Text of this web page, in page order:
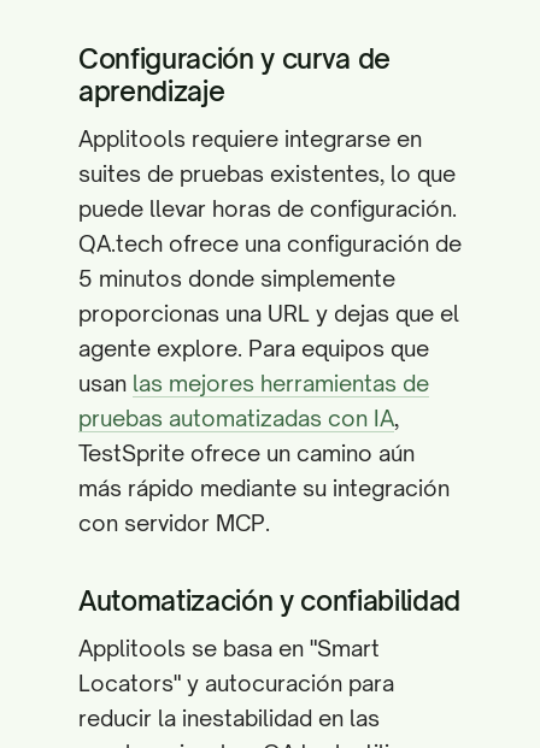
Configuración y curva de
aprendizaje
Applitools requiere integrarse en
suites de pruebas existentes, lo que
puede llevar horas de configuración.
QA.tech ofrece una configuración de
5 minutos donde simplemente
proporcionas una URL y dejas que el
agente explore. Para equipos que
usan las mejores herramientas de
pruebas automatizadas con IA,
TestSprite ofrece un camino aún
más rápido mediante su integración
con servidor MCP.
Automatización y confiabilidad
Applitools se basa en "Smart
Locators" y autocuración para
reducir la inestabilidad en las